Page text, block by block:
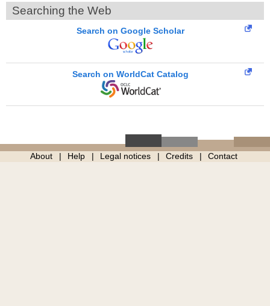
Searching the Web
Search on Google Scholar
Search on WorldCat Catalog
About Help Legal notices Credits Contact